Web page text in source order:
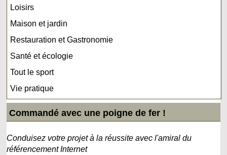
Loisirs
Maison et jardin
Restauration et Gastronomie
Santé et écologie
Tout le sport
Vie pratique
Commandé avec une poigne de fer !
Conduisez votre projet à la réussite avec l'amiral du
référencement Internet